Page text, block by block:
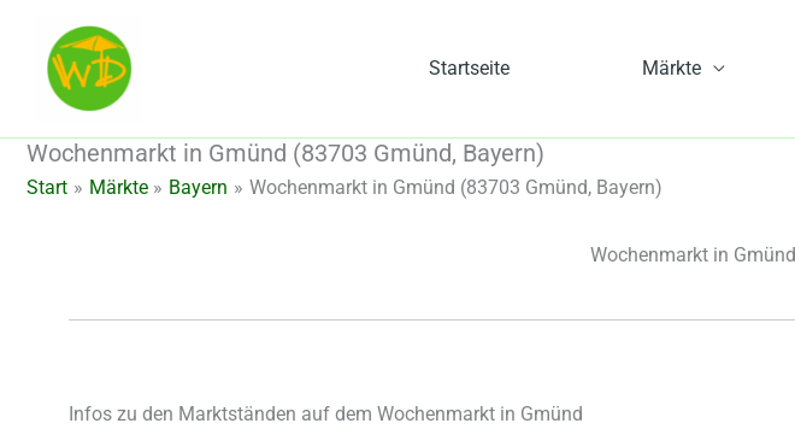
springen
Startseite Märkte
Wochenmarkt in Gmünd (83703 Gmünd, Bayern)
Start Märkte Bayern Wochenmarkt in Gmünd (83703 Gmünd, Bayern)
Wochenmarkt in Gmünd
Infos zu den Marktständen auf dem Wochenmarkt in Gmünd